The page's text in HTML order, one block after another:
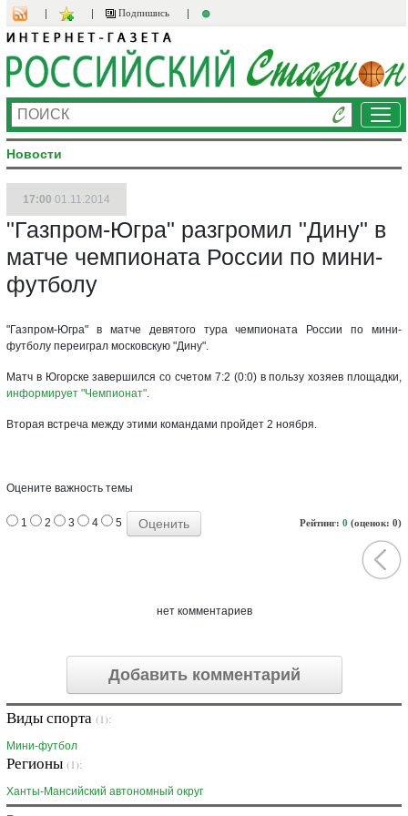
Подпишись
Новости
17:00 01.11.2014
"Газпром-Югра" разгромил "Дину" в
матче чемпионата России по мини-
футболу
"Газпром-Югра" в матче девятого тура чемпионата России по мини-
футболу переиграл московскую "Дину".
Матч в Югорске завершился со счетом 7:2 (0:0) в пользу хозяев площадки,
информирует "Чемпионат".
Вторая встреча между этими командами пройдет 2 ноября.
Оцените важность темы
Рейтинг: 0 (оценок: 0)
1 2 3 4 5
нет комментариев
Добавить комментарий
Виды спорта (1):
Мини-футбол
Регионы (1):
Ханты-Мансийский автономный округ